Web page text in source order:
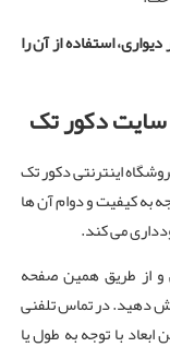
استفاده از آن را
سایت دکور تک
اینترنتی دکور تک
به کیفیت و دوام آن ها
می کند.
و از طریق همین صفحه
دهید. در تماس تلفنی
ابعاد با توجه به طول یا